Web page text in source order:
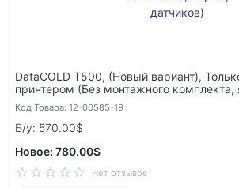
DataCOLD T500, (Новый вариант), Только прибор с
принтером (Без монтажного
Код Товара: 12-00585-19
Б/у: 570.00$
Новое: 780.00$
Нет отзывов